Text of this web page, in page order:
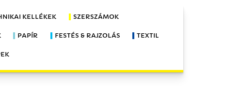
KELLÉKEK SZERSZÁMOK
PAPÍR FESTÉS & RAJZOLÁS TEXTIL